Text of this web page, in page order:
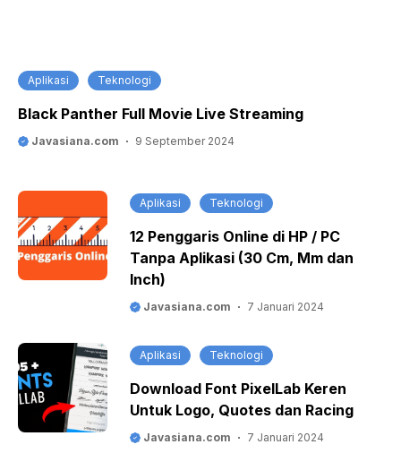
Aplikasi Teknologi
Black Panther Full Movie Live Streaming
Javasiana.com 9 September 2024
Aplikasi Teknologi
12 Penggaris Online di HP / PC
Tanpa Aplikasi (30 Cm, Mm dan
Inch)
Javasiana.com 7 Januari 2024
Aplikasi Teknologi
Download Font PixelLab Keren
Untuk Logo, Quotes dan Racing
Javasiana.com 7 Januari 2024